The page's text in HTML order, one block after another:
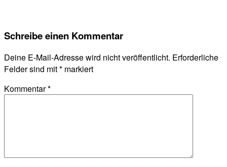
Schreibe einen Kommentar
Deine E-Mail-Adresse wird nicht veröffentlicht. Erforderliche
Felder sind mit* markiert
Kommentar*